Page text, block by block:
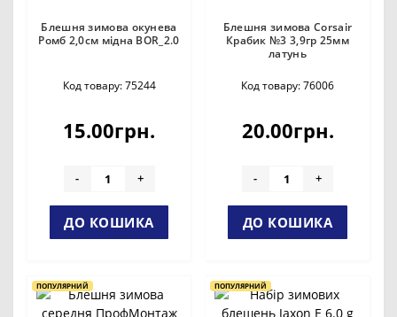
Блешня зимова окунева
Ромб 2,0см мідна BOR_2.0
Код товару: 75244
15.00грн.
- +
ДО КОШИКА
Блешня зимова Corsair
Крабик №3 3,9гр 25мм
латунь
Код товару: 76006
20.00грн.
- +
ДО КОШИКА
ПОПУЛЯРНИЙ ПОПУЛЯРНИЙ